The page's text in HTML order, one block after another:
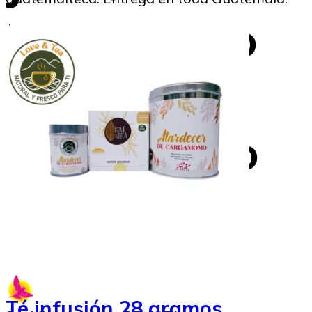
Estado solo
un mes en
1826 y tuvo